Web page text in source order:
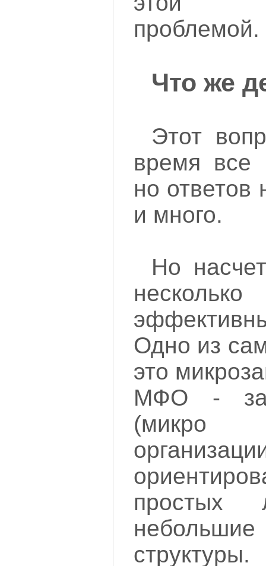
проблемой.
Что же
Этот
время все
но ответов
и много.
Но
Одно из
это
МФО -
(микро